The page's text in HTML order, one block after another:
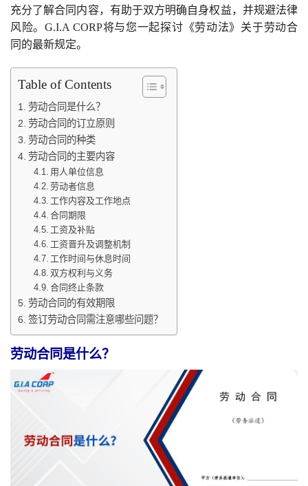
充分了解合同内容，有助于双方明确自身权益，并规避法律
风险。G.I.A CORP将与您一起探讨《劳动法》关于劳动合
同的最新规定。
Table of Contents
劳动合同是什么？
劳动合同的订立原则
劳动合同的种类
劳动合同的主要内容
用人单位信息
劳动者信息
工作内容及工作地点
合同期限
工资及补贴
工资晋升及调整机制
工作时间与休息时间
双方权利与义务
合同终止条款
劳动合同的有效期限
签订劳动合同需注意哪些问题？
劳动合同是什么？